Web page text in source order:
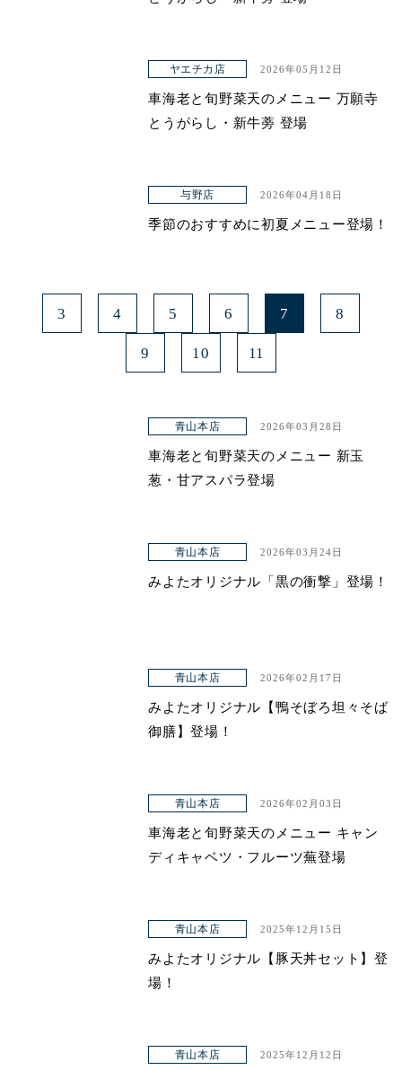
ヤエチカ店 2026年05月12日
車海老と旬野菜天のメニュー 万願寺
とうがらし・新牛蒡 登場
与野店 2026年04月18日
季節のおすすめに初夏メニュー登場！
3 4 5 6 7 8
9 10 11
青山本店 2026年03月28日
車海老と旬野菜天のメニュー 新玉
葱・甘アスパラ登場
青山本店 2026年03月24日
みよたオリジナル「黒の衝撃」登場！
青山本店 2026年02月17日
みよたオリジナル【鴨そぼろ坦々そば
御膳】登場！
青山本店 2026年02月03日
車海老と旬野菜天のメニュー キャン
ディキャベツ・フルーツ蕪登場
青山本店 2025年12月15日
みよたオリジナル【豚天丼セット】登
場！
青山本店 2025年12月12日